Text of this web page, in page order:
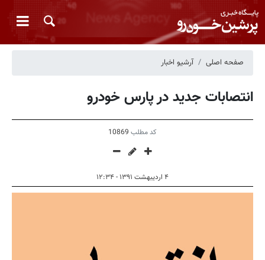
صفحه اصلی آرشیو اخبار
انتصابات جدید در پارس خودرو
کد مطلب 10869
۴ اردیبهشت ۱۳۹۱ - ۱۲:۳۴